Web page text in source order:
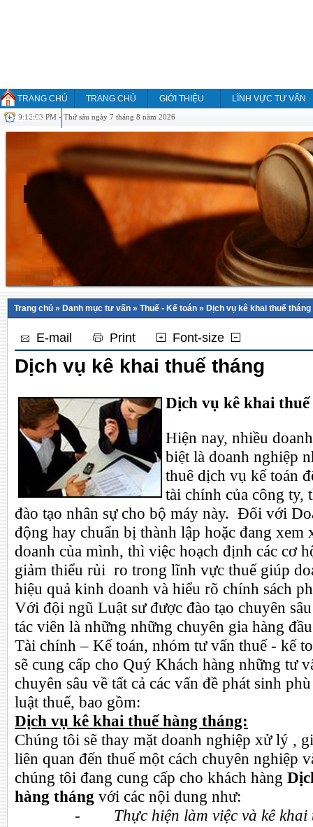
TRANG CHỦ TRANG CHỦ GIỚI THIỆU
LĨNH VỰC TƯ VẤN
HỎI ĐÁP
9:12:03 PM - Thứ sáu ngày 7 tháng 8 năm 2026
Trang chủ » Danh mục tư vấn » Thuế - Kế toán » Dịch vụ kê khai thuế tháng
E-mail Print Font-size
Dịch vụ kê khai thuế tháng
Dịch vụ kê khai
Hiện nay, nhiều
biệt là doanh nghiệp
thuê dịch vụ kế toán
tài chính của công ty,
đào tạo nhân sự cho bộ máy này. Đối với
động hay chuẩn bị thành lập hoặc đang xem
doanh của mình, thì việc hoạch định các cơ
giảm thiểu rủi ro trong lĩnh vực thuế giúp
hiệu quả kinh doanh và hiểu rõ chính sách
Với đội ngũ Luật sư được đào tạo chuyên
tác viên là những những chuyên gia hàng
Tài chính – Kế toán, nhóm tư vấn thuế - kế
sẽ cung cấp cho Quý Khách hàng những tư
chuyên sâu về tất cả các vấn đề phát sinh
luật thuế, bao gồm:
Dịch vụ kê khai thuế hàng tháng:
Chúng tôi sẽ thay mặt doanh nghiệp xử lý ,
liên quan đến thuế một cách chuyên nghiệp
chúng tôi đang cung cấp cho khách hàng
hàng tháng với các nội dung như:
- Thực hiện làm việc và kê